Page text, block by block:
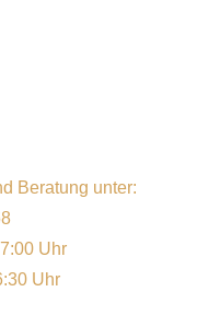
Beratung unter:
Uhr
Uhr